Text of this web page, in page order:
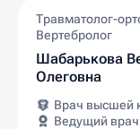
Травматолог-
Вертебролог
Шабарькова
Олеговна
Врач высшей
Ведущий врач